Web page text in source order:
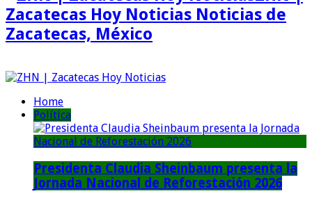
Zacatecas Hoy Noticias Noticias de
Zacatecas, México
Home
Política
Presidenta Claudia Sheinbaum presenta la
Jornada Nacional de Reforestación 2026